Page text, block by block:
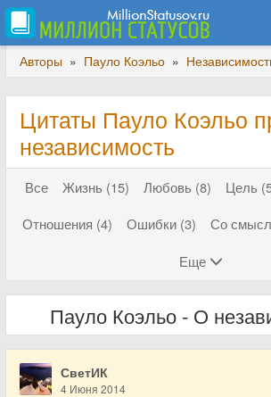
Авторы » Пауло Коэльо »
Цитаты Пауло Коэльо
независимость
Все Жизнь (15) Любовь (8) Цель
Отношения (4)
Ошибки (3) Со
Еще
Пауло Коэльо - О
СветИК
4 Июня 2014